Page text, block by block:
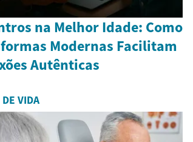
na Melhor Idade: Como
Modernas Facilitam
Autênticas
VIDA